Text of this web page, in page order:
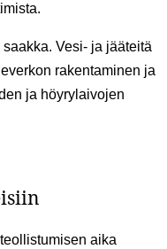
Vesi- ja jääteitä
rakentaminen ja
ja höyrylaivojen
aika